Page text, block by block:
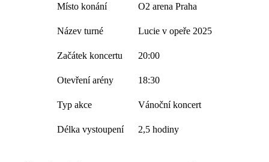
Místo konání O2 arena Praha
Název turné Lucie v opeře 2025
Začátek koncertu 20:00
Otevření arény 18:30
Typ akce Vánoční koncert
Délka vystoupení 2,5 hodiny